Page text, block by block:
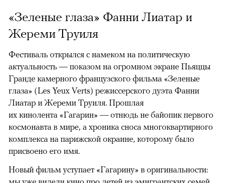
«Зеленые глаза» Фанни Лиатар и
Жереми Труиля
Фестиваль открылся с намеком на политическую
актуальность — показом на огромном экране Пьяццы
Гранде камерного французского фильма «Зеленые
глаза» (Les Yeux Verts) режиссерского дуэта Фанни
Лиатар и Жереми Труиля. Прошлая
их кинолента «Гагарин» — отнюдь не байопик первого
космонавта в мире, а хроника сноса многоквартирного
комплекса на парижской окраине, которому было
присвоено его имя.
Новый фильм уступает «Гагарину» в оригинальности: